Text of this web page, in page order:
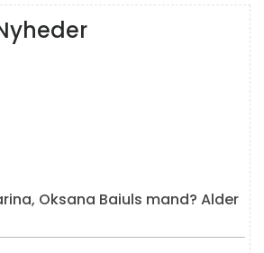
Oksana Baiuls mand? Alder